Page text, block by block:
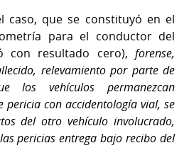
caso, que se constituyó en el
para el conductor del
con resultado cero), forense,
relevamiento por parte de
los vehículos permanezcan
pericia con accidentología vial, se
del otro vehículo involucrado,
pericias entrega bajo recibo del